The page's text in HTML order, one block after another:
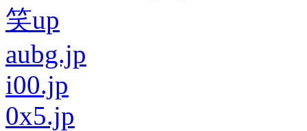
笑up
aubg.jp
i00.jp
0x5.jp